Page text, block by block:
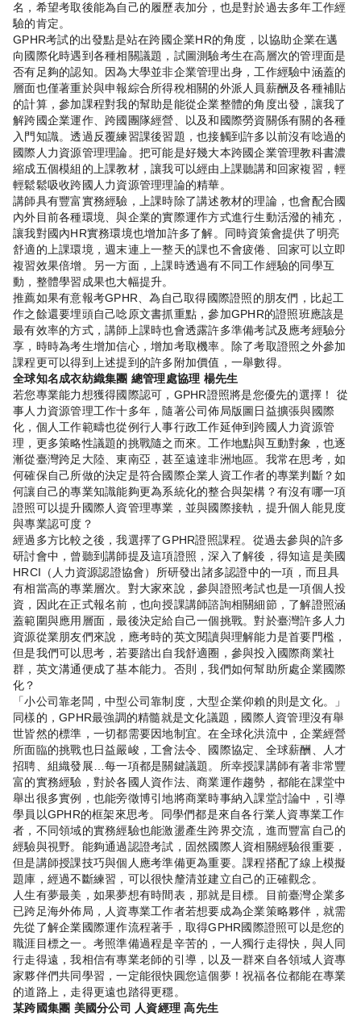
名，希望考取後能為自己的履歷表加分，也是對於過去多年工作經
驗的肯定。
GPHR考試的出發點是站在跨國企業HR的角度，以協助企業在邁
向國際化時遇到各種相關議題，試圖測驗考生在高層次的管理面是
否有足夠的認知。因為大學並非企業管理出身，工作經驗中涵蓋的
層面也僅著重於與申報綜合所得稅相關的外派人員薪酬及各種補貼
的計算，參加課程對我的幫助是能從企業整體的角度出發，讓我了
解跨國企業運作、跨國團隊經營、以及和國際勞資關係有關的各種
入門知識。透過反覆練習課後習題，也接觸到許多以前沒有唸過的
國際人力資源管理理論。把可能是好幾大本跨國企業管理教科書濃
縮成五個模組的上課教材，讓我可以經由上課聽講和回家複習，輕
輕鬆鬆吸收跨國人力資源管理理論的精華。
講師具有豐富實務經驗，上課時除了講述教材的理論，也會配合國
內外目前各種環境、與企業的實際運作方式進行生動活潑的補充，
讓我對國內HR實務環境也增加許多了解。同時資策會提供了明亮
舒適的上課環境，週末連上一整天的課也不會疲倦、回家可以立即
複習效果倍增。另一方面，上課時透過有不同工作經驗的同學互
動，整體學習成果也大幅提升。
推薦如果有意報考GPHR、為自己取得國際證照的朋友們，比起工
作之餘還要埋頭自己唸原文書抓重點，參加GPHR的證照班應該是
最有效率的方式，講師上課時也會透露許多準備考試及應考經驗分
享，時時為考生增加信心，增加考取機率。除了考取證照之外參加
課程更可以得到上述提到的許多附加價值，一舉數得。
全球知名成衣紡織集團 總管理處協理 楊先生
若您專業能力想獲得國際認可，GPHR證照將是您優先的選擇！ 從
事人力資源管理工作十多年，隨著公司佈局版圖日益擴張與國際
化，個人工作範疇也從例行人事行政工作延伸到跨國人力資源管
理，更多策略性議題的挑戰隨之而來。工作地點與互動對象，也逐
漸從臺灣跨足大陸、東南亞，甚至遠達非洲地區。我常在思考，如
何確保自己所做的決定是符合國際企業人資工作者的專業判斷？如
何讓自己的專業知識能夠更為系統化的整合與架構？有沒有哪一項
證照可以提升國際人資管理專業，並與國際接軌，提升個人能見度
與專業認可度？
經過多方比較之後，我選擇了GPHR證照課程。從過去參與的許多
研討會中，曾聽到講師提及這項證照，深入了解後，得知這是美國
HRCI（人力資源認證協會）所研發出諸多認證中的一項，而且具
有相當高的專業層次。對大家來說，參與證照考試也是一項個人投
資，因此在正式報名前，也向授課講師諮詢相關細節，了解證照涵
蓋範圍與應用層面，最後決定給自己一個挑戰。對於臺灣許多人力
資源從業朋友們來說，應考時的英文閱讀與理解能力是首要門檻，
但是我們可以思考，若要踏出自我舒適圈，參與投入國際商業社
群，英文溝通便成了基本能力。否則，我們如何幫助所處企業國際
化？
「小公司靠老闆，中型公司靠制度，大型企業仰賴的則是文化。」
同樣的，GPHR最強調的精髓就是文化議題，國際人資管理沒有舉
世皆然的標準，一切都需要因地制宜。在全球化洪流中，企業經營
所面臨的挑戰也日益嚴峻，工會法令、國際協定、全球薪酬、人才
招聘、組織發展…每一項都是關鍵議題。所幸授課講師有著非常豐
富的實務經驗，對於各國人資作法、商業運作趨勢，都能在課堂中
舉出很多實例，也能旁徵博引地將商業時事納入課堂討論中，引導
學員以GPHR的框架來思考。同學們都是來自各行業人資專業工作
者，不同領域的實務經驗也能激盪產生跨界交流，進而豐富自己的
經驗與視野。能夠通過認證考試，固然國際人資相關經驗很重要，
但是講師授課技巧與個人應考準備更為重要。課程搭配了線上模擬
題庫，經過不斷練習，可以很快釐清並建立自己的正確觀念。
人生有夢最美，如果夢想有時間表，那就是目標。目前臺灣企業多
已跨足海外佈局，人資專業工作者若想要成為企業策略夥伴，就需
先從了解企業國際運作流程著手，取得GPHR國際證照可以是您的
職涯目標之一。考照準備過程是辛苦的，一人獨行走得快，與人同
行走得遠，我相信有專業老師的引導，以及一群來自各領域人資專
家夥伴們共同學習，一定能很快圓您這個夢！祝福各位都能在專業
的道路上，走得更遠也踏得更穩。
某跨國集團 美國分公司 人資經理 高先生